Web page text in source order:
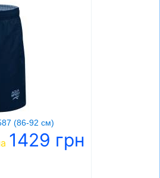
(86-92 см)
1429 грн